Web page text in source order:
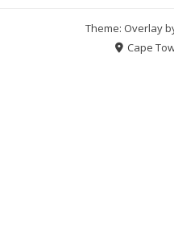
Theme: Overlay
Cape